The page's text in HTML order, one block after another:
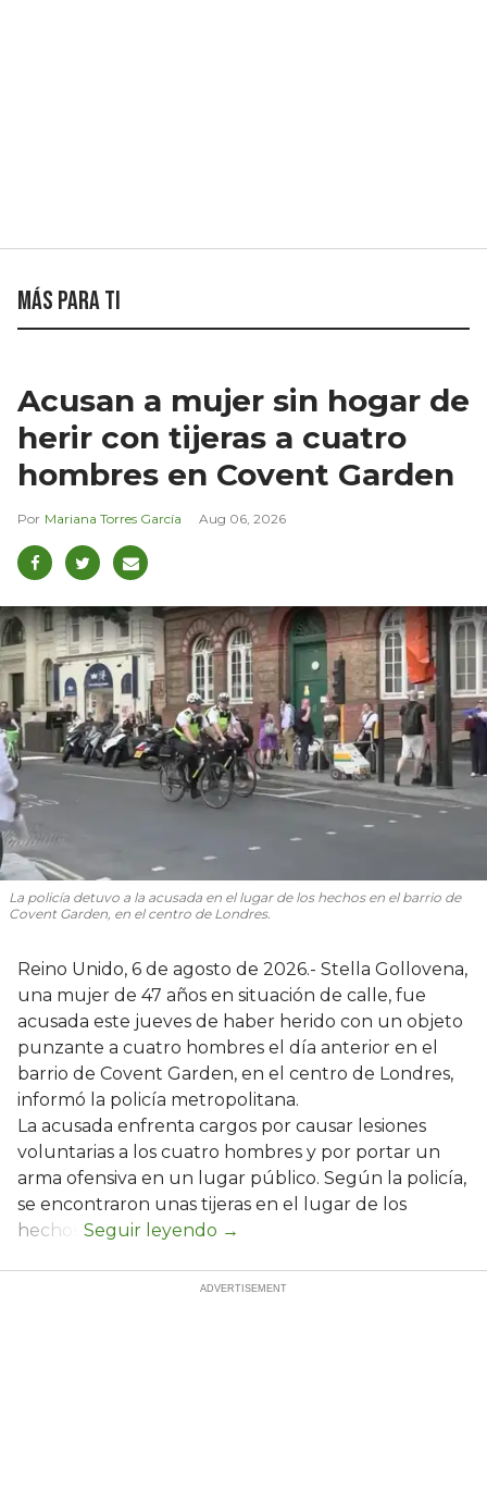
Más para ti
Acusan a mujer sin hogar de
herir con tijeras a cuatro
hombres en Covent Garden
Mariana Torres García Aug 06, 2026
La policía detuvo a la acusada en el lugar de los hechos en el barrio de
Covent Garden, en el centro de Londres.
Reino Unido, 6 de agosto de 2026.- Stella Gollovena,
una mujer de 47 años en situación de calle, fue
acusada este jueves de haber herido con un objeto
punzante a cuatro hombres el día anterior en el
barrio de Covent Garden, en el centro de Londres,
informó la policía metropolitana.
La acusada enfrenta cargos por causar lesiones
voluntarias a los cuatro hombres y por portar un
arma ofensiva en un lugar público. Según la policía,
se encontraron unas tijeras en el lugar de los
hechos.